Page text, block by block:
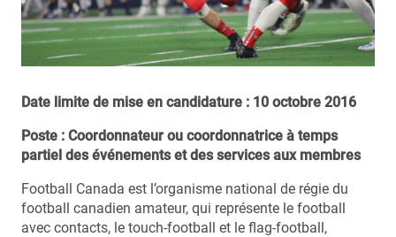
Date limite de mise en candidature : 10 octobre 2016
Poste : Coordonnateur ou coordonnatrice à temps
partiel des événements et des services aux membres
Football Canada est l’organisme national de régie du
football canadien amateur, qui représente le football
avec contacts, le touch-football et le flag-football,